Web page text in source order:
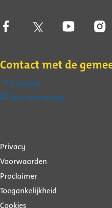
Contact met de
Contact
Stel een vraag
Over
deze
website
Privacy
Voorwaarden
Proclaimer
Toegankelijkheid
Cookies